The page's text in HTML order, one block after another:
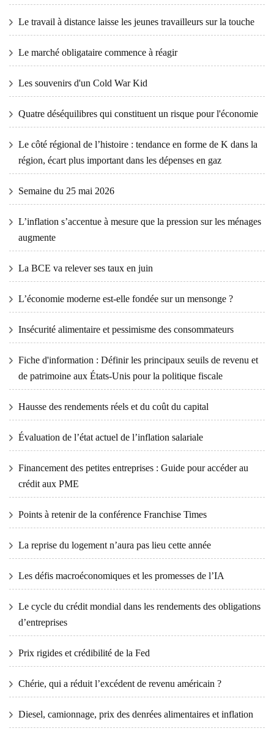
Le travail à distance laisse les jeunes travailleurs sur la touche
Le marché obligataire commence à réagir
Les souvenirs d'un Cold War Kid
Quatre déséquilibres qui constituent un risque pour l'économie
Le côté régional de l’histoire : tendance en forme de K dans la
région, écart plus important dans les dépenses en gaz
Semaine du 25 mai 2026
L’inflation s’accentue à mesure que la pression sur les ménages
augmente
La BCE va relever ses taux en juin
L’économie moderne est-elle fondée sur un mensonge ?
Insécurité alimentaire et pessimisme des consommateurs
Fiche d'information : Définir les principaux seuils de revenu et
de patrimoine aux États-Unis pour la politique fiscale
Hausse des rendements réels et du coût du capital
Évaluation de l’état actuel de l’inflation salariale
Financement des petites entreprises : Guide pour accéder au
crédit aux PME
Points à retenir de la conférence Franchise Times
La reprise du logement n’aura pas lieu cette année
Les défis macroéconomiques et les promesses de l’IA
Le cycle du crédit mondial dans les rendements des obligations
d’entreprises
Prix ​​​​rigides et crédibilité de la Fed
Chérie, qui a réduit l’excédent de revenu américain ?
Diesel, camionnage, prix des denrées alimentaires et inflation